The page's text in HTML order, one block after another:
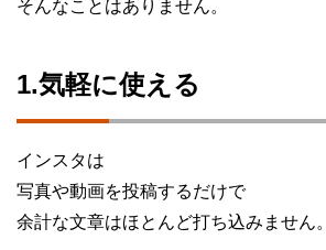
そんなことはありません。
1.気軽に使える
インスタは
写真や動画を投稿するだけで
余計な文章はほとんど打ち込みません。